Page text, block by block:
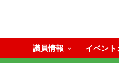
議員情報 イベント